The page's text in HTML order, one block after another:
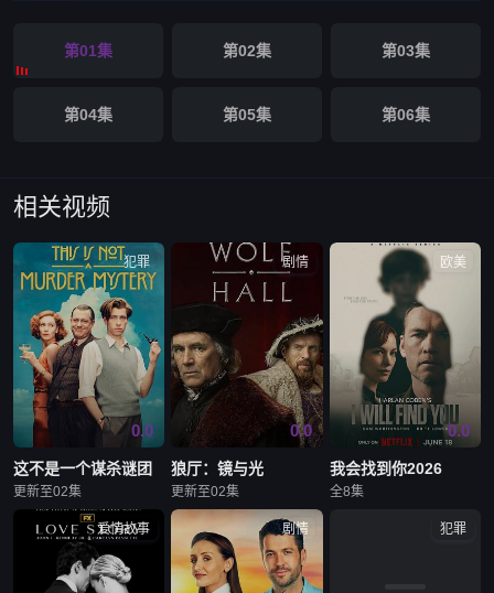
第01集 第02集 第03集
第04集 第05集 第06集
相关视频
犯罪
0.0
这不是一个谋杀谜团
更新至02集
剧情
0.0
狼厅：镜与光
更新至02集
欧美
0.0
我会找到你2026
全8集
爱情故事 剧情 犯罪